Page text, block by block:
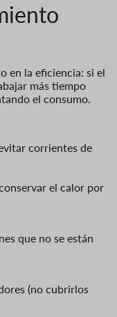
en la eficiencia: si el
más tiempo
el consumo.
corrientes de
el calor por
que no se están
(no cubrirlos